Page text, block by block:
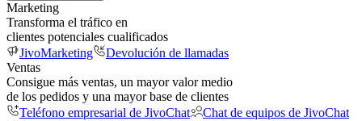
Marketing
Transforma el tráfico en
clientes potenciales cualificados
JivoMarketing
Devolución de llamadas
Ventas
Consigue más ventas, un mayor valor medio
de los pedidos y una mayor base de clientes
Teléfono empresarial de JivoChat
Chat de equipos de JivoChat